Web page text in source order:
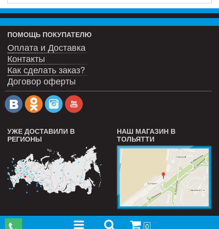
ПОМОЩЬ ПОКУПАТЕЛЮ
Оплата и Доставка
Контакты
Как сделать заказ?
Договор оферты
УЖЕ ДОСТАВИЛИ В
РЕГИОНЫ
НАШ МАГАЗИН В
ТОЛЬЯТТИ
0